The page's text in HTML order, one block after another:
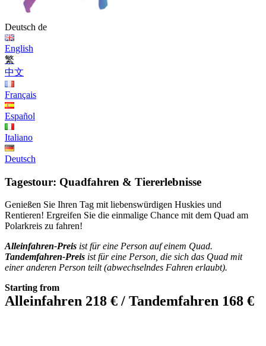
Deutsch de
English
繁
中文
Français
Español
Italiano
Deutsch
Tagestour: Quadfahren & Tiererlebnisse
Genießen Sie Ihren Tag mit liebenswürdigen Huskies und
Rentieren! Ergreifen Sie die einmalige Chance mit dem Quad am
Polarkreis zu fahren!
Alleinfahren-Preis ist für eine Person auf einem Quad.
Tandemfahren-Preis ist für eine Person, die sich das Quad mit
einer anderen Person teilt (abwechselndes Fahren erlaubt).
Starting from
Alleinfahren 218 € / Tandemfahren 168 €